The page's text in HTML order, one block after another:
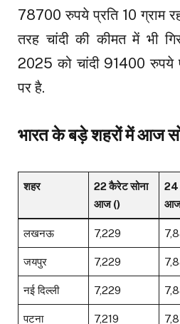
78700 रुपये प्रति 10 ग्राम
तरह चांदी की कीमत में भी
2025 को चांदी 91400 रुपये
पर है.
भारत के बड़े शहरों में आज
शहर
22 कैरेट सोना
आज (₹)
24
आज
लखनऊ ₹7,229
जयपुर ₹7,229
नई दिल्ली ₹7,229
पटना ₹7,219